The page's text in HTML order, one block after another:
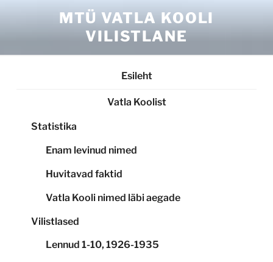
MTÜ VATLA KOOLI
VILISTLANE
Esileht
Vatla Koolist
Statistika
Enam levinud nimed
Huvitavad faktid
Vatla Kooli nimed läbi aegade
Vilistlased
Lennud 1-10, 1926-1935